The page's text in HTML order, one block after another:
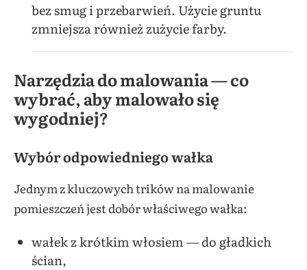
bez smug i przebarwień. Użycie gruntu
zmniejsza również zużycie farby.
Narzędzia do malowania — co
wybrać, aby malowało się
wygodniej?
Wybór odpowiedniego wałka
Jednym z kluczowych trików na malowanie
pomieszczeń jest dobór właściwego wałka:
wałek z krótkim włosiem — do gładkich
ścian,